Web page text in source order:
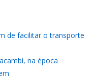
de facilitar o transporte
na época